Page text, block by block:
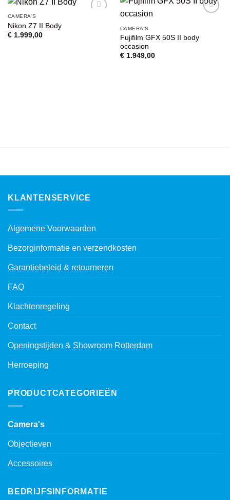
VOEG TOE
CAMERA'S
Nikon Z7 II Body
€1.999,00
WENSENLIJST
CAMERA'S
Fujifilm GFX 50S II body
occasion
€1.949,00
KLANTENSERVICE
Algemene Voorwaarden
Bezorginformatie en verzendkosten
Garantiebeleid & retourneren
FAQ
Klachtenregeling
Contact
Openingstijden & Showroom Rotterdam
Herroeping
PRODUCTCATEGORIEËN
Camera's
Objectieven
Accessoires
BEDRIJFSINFORMATIE